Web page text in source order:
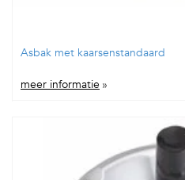
Asbak met kaarsenstandaard
meer informatie »